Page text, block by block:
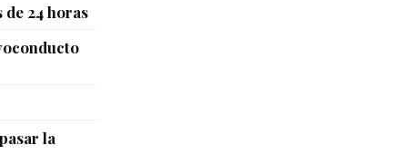
de 24 horas
la